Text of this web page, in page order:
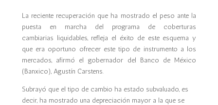
La reciente recuperación que ha mostrado el peso ante la
puesta en marcha del programa de coberturas
cambiarias liquidables, refleja el éxito de este esquema y
que era oportuno ofrecer este tipo de instrumento a los
mercados, afirmó el gobernador del Banco de México
(Banxico), Agustín Carstens.
Subrayó que el tipo de cambio ha estado subvaluado, es
decir, ha mostrado una depreciación mayor a la que se